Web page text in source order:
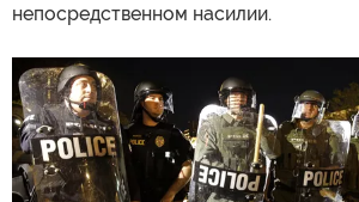
непосредственном насилии.